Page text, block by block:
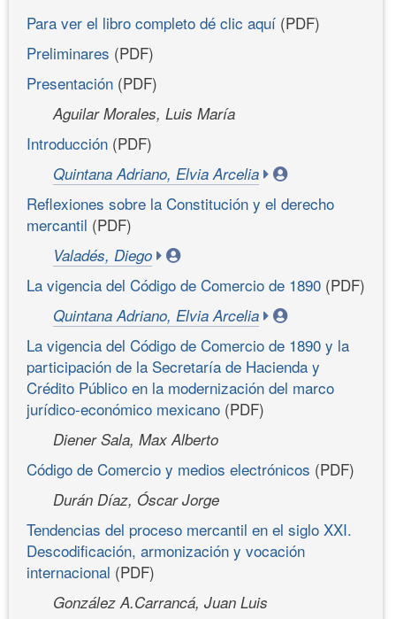
Para ver el libro completo dé clic aquí (PDF)
Preliminares (PDF)
Presentación (PDF)
Aguilar Morales, Luis María
Introducción (PDF)
Quintana Adriano, Elvia Arcelia
Reflexiones sobre la Constitución y el derecho
mercantil (PDF)
Valadés, Diego
La vigencia del Código de Comercio de 1890 (PDF)
Quintana Adriano, Elvia Arcelia
La vigencia del Código de Comercio de 1890 y la
participación de la Secretaría de Hacienda y
Crédito Público en la modernización del marco
jurídico-económico mexicano (PDF)
Diener Sala, Max Alberto
Código de Comercio y medios electrónicos (PDF)
Durán Díaz, Óscar Jorge
Tendencias del proceso mercantil en el siglo XXI.
Descodificación, armonización y vocación
internacional (PDF)
González A.Carrancá, Juan Luis